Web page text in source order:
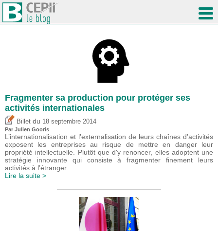
Fragmenter sa production pour protéger ses
activités internationales
Billet du 18 septembre 2014
Par Julien Gooris
L’internationalisation et l’externalisation de leurs chaînes d’activités
exposent les entreprises au risque de mettre en danger leur
propriété intellectuelle. Plutôt que d'y renoncer, elles adoptent une
stratégie innovante qui consiste à fragmenter finement leurs
activités à l’étranger.
Lire la suite >